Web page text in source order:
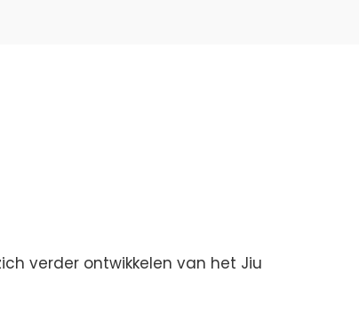
verder ontwikkelen van het Jiu